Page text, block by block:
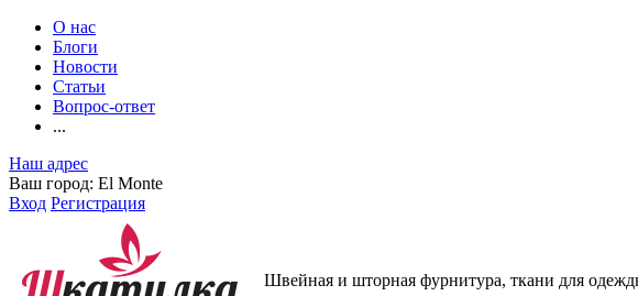
О нас
Блоги
Новости
Статьи
Вопрос-ответ
...
Наш адрес
Ваш город: El Monte
Вход Регистрация
Швейная и шторная фурнитура, ткани для